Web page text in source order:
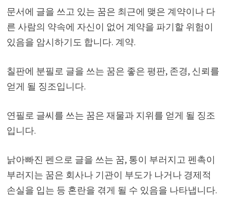
문서에 글을 쓰고 있는 꿈은 최근에 맺은 계약이나 다
른 사람의 약속에 자신이 없어 계약을 파기할 위험이
있음을 암시하기도 합니다. 계약.
칠판에 분필로 글을 쓰는 꿈은 좋은 평판, 존경, 신뢰를
얻게 될 징조입니다.
연필로 글씨를 쓰는 꿈은 재물과 지위를 얻게 될 징조
입니다.
낡아빠진 펜으로 글을 쓰는 꿈, 통이 부러지고 펜촉이
부러지는 꿈은 회사나 기관이 부도가 나거나 경제적
손실을 입는 등 혼란을 겪게 될 수 있음을 나타냅니다.